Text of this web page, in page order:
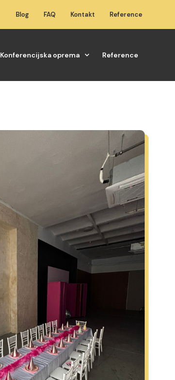
Blog FAQ Kontakt Reference
Konferencijska oprema Reference